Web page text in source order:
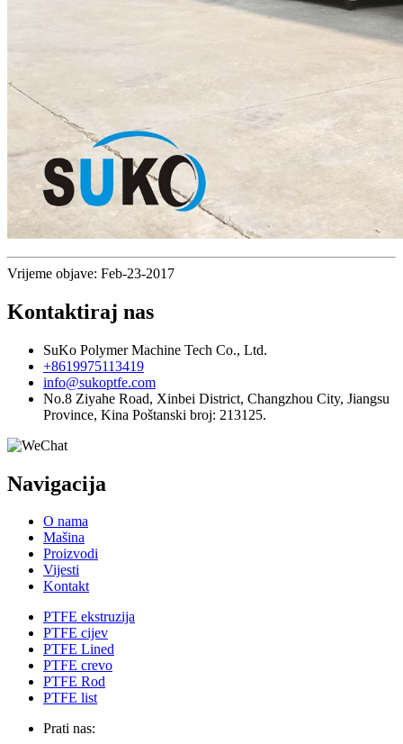
Vrijeme objave: Feb-23-2017
Kontaktiraj nas
SuKo Polymer Machine Tech Co., Ltd.
+8619975113419
info@sukoptfe.com
No.8 Ziyahe Road, Xinbei District, Changzhou City, Jiangsu
Province, Kina Poštanski broj: 213125.
Navigacija
O nama
Mašina
Proizvodi
Vijesti
Kontakt
PTFE ekstruzija
PTFE cijev
PTFE Lined
PTFE crevo
PTFE Rod
PTFE list
Prati nas: